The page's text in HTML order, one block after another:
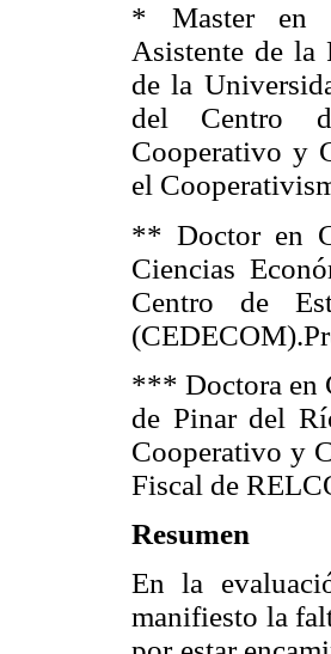
* Master en
Asistente de la
de la
del Centro
Cooperativo y
el
** Doctor en
Ciencias
Centro de
*** Doctora en
de Pinar del
Cooperativo y
Fiscal de
Resumen
En la
manifiesto la